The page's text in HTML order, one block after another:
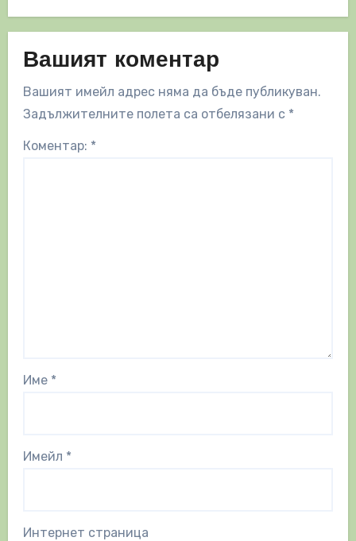
Вашият коментар
Вашият имейл адрес няма да бъде публикуван.
Задължителните полета са отбелязани с *
Коментар: *
Име *
Имейл *
Интернет страница